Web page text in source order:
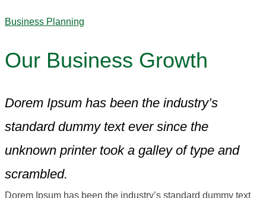
Business Planning
Our Business Growth
Dorem Ipsum has been the industry’s
standard dummy text ever since the
unknown printer took a galley of type and
scrambled.
Dorem Ipsum has been the industry’s standard dummy text